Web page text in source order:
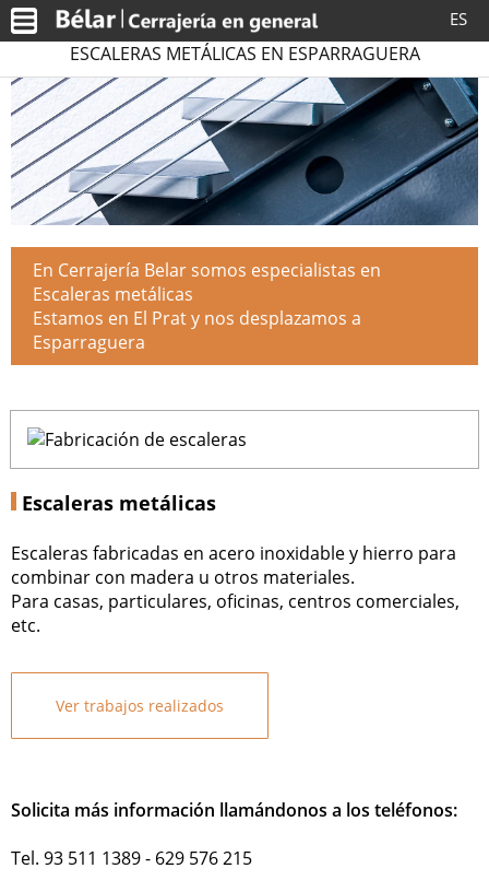
ES
ESCALERAS METÁLICAS EN ESPARRAGUERA
En Cerrajería Belar somos especialistas en
Escaleras metálicas
Estamos en El Prat y nos desplazamos a
Esparraguera
Escaleras metálicas
Escaleras fabricadas en acero inoxidable y hierro para
combinar con madera u otros materiales.
Para casas, particulares, oficinas, centros comerciales,
etc.
Ver trabajos realizados
Solicita más información llamándonos a los teléfonos:
Tel. 93 511 1389 - 629 576 215